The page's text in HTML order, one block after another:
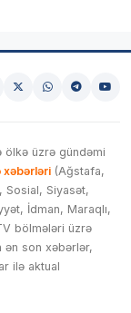
ölkə üzrə gündəmi
xəbərləri (Ağstafa,
Sosial, Siyasət,
İdman, Maraqlı,
bölmələri üzrə
ən son xəbərlər,
ilə aktual